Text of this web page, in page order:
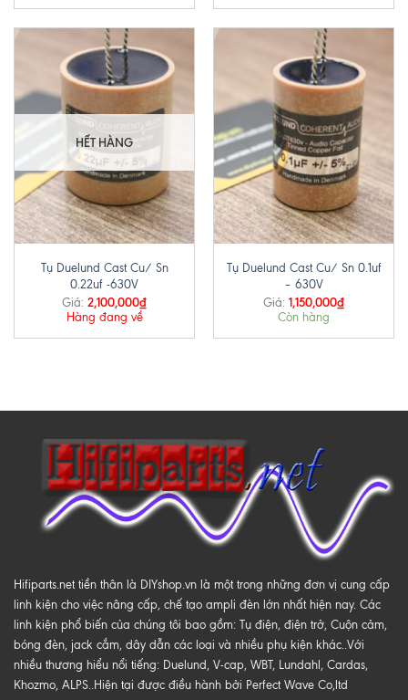
HẾT HÀNG
Tụ Duelund Cast Cu/ Sn
0.22uf -630V
Giá: 2,100,000₫
Hàng đang về
Tụ Duelund Cast Cu/ Sn 0.1uf
– 630V
Giá: 1,150,000₫
Còn hàng
Hifiparts.net tiền thân là DIYshop.vn là một trong những đơn vị cung cấp
linh kiện cho việc nâng cấp, chế tạo ampli đèn lớn nhất hiện nay. Các
linh kiện phổ biến của chúng tôi bao gồm: Tụ điện, điện trở, Cuộn cảm,
bóng đèn, jack cắm, dây dẫn các loại và nhiều phụ kiện khác..Với
nhiều thương hiểu nổi tiếng: Duelund, V-cap, WBT, Lundahl, Cardas,
Khozmo, ALPS..Hiện tại được điều hành bởi Perfect Wave Co,ltd